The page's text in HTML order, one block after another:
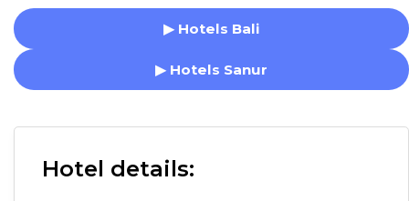
▶ Hotels Bali
▶ Hotels Sanur
Hotel details: